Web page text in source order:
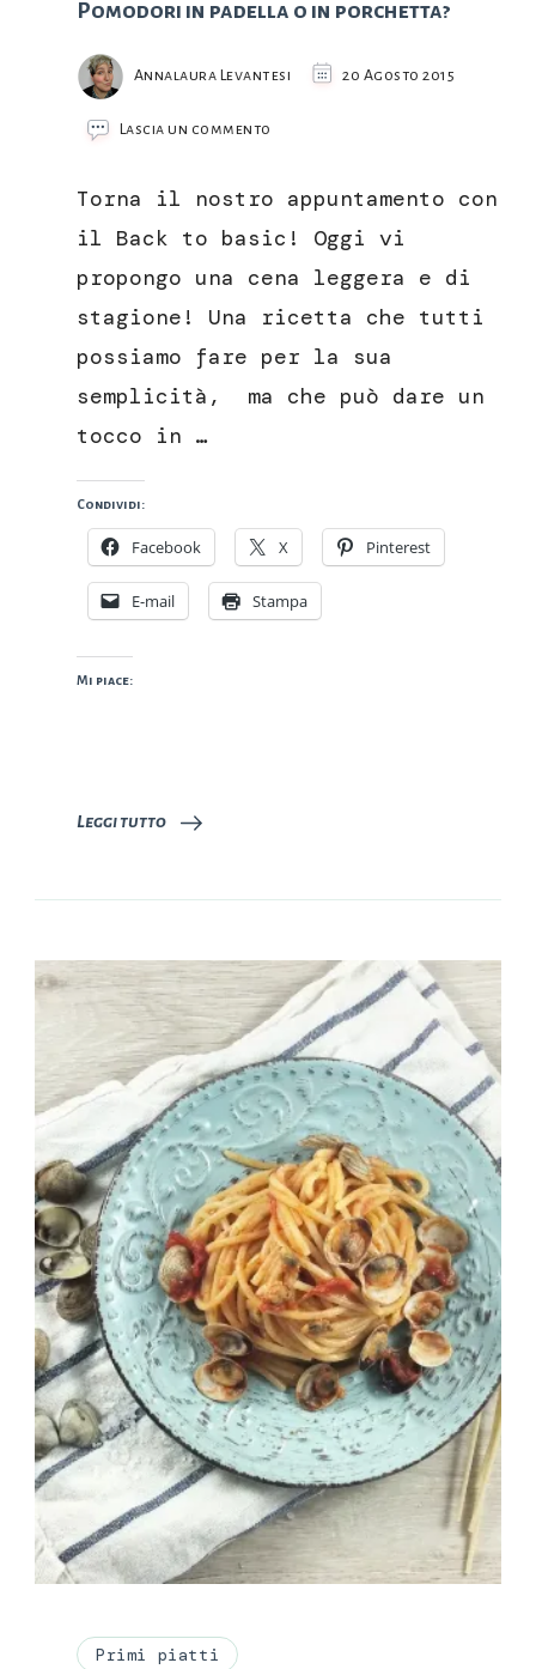
Pomodori in padella o in porchetta?
Annalaura Levantesi 20 Agosto 2015
Lascia un commento
padella
porchetta?
Torna il nostro appuntamento con
il Back to basic! Oggi vi
propongo una cena leggera e di
stagione! Una ricetta che tutti
possiamo fare per la sua
semplicità, ma che può dare un
tocco in …
Condividi:
Facebook X Pinterest
E-mail Stampa
Mi piace:
Leggi tutto
Primi piatti